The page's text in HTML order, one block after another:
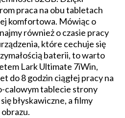
praca na obu tabletach
komfortowa. Mówiąc o
również o czasie pracy
które cechuje się
baterii, to warto
Lark Ultimate 7iWin,
do 8 godzin ciągłej pracy na
calowym tablecie strony
błyskawiczne, a filmy